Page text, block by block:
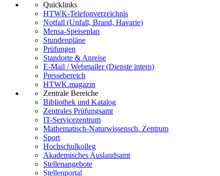
Quicklinks
HTWK-Telefonverzeichnis
Notfall (Unfall, Brand, Havarie)
Mensa-Speiseplan
Stundenpläne
Prüfungen
Standorte & Anreise
E-Mail / Webmailer (Dienste intern)
Pressebereich
HTWK.magazin
Zentrale Bereiche
Bibliothek und Katalog
Zentrales Prüfungsamt
IT-Servicezentrum
Mathematisch-Naturwissensch. Zentrum
Sport
Hochschulkolleg
Akademisches Auslandsamt
Stellenangebote
Stellenportal